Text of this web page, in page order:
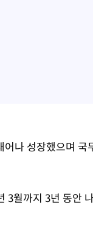
어나 성장했으며
3월까지 3년 동안